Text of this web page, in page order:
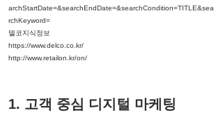
archStartDate=&searchEndDate=&searchCondition=TITLE&sea
rchKeyword=
델코지식정보
https://www.delco.co.kr/
http://www.retailon.kr/on/
1. 고객 중심 디지털 마케팅